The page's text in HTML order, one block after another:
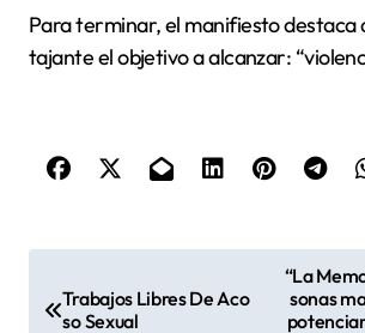
Para terminar, el manifiesto destaca
tajante el objetivo a alcanzar:
a
Trabajos Libres De Aco
so Sexual
“La
sonas